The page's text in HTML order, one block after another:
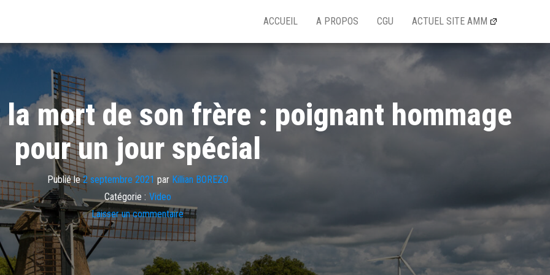
ACCUEIL A PROPOS CGU ACTUEL SITE AMM
mort de son frère : poignant hommage
pour un jour spécial
Publié le2 septembre 2021 par Killian BOREZO
Catégorie : Video
Laisser un commentaire